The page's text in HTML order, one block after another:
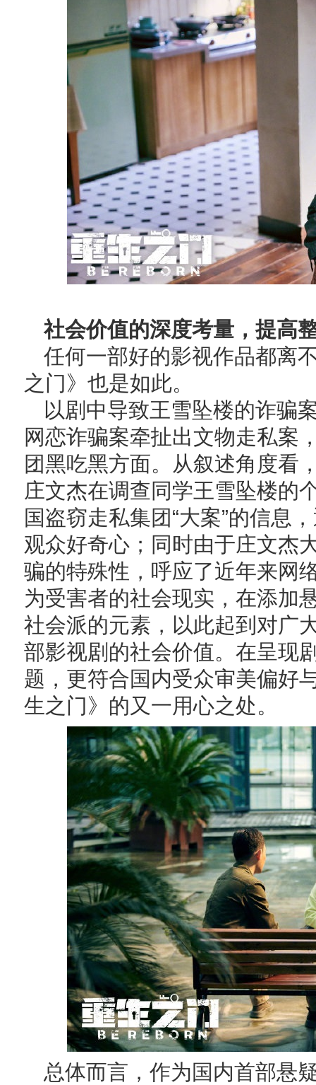
社会价值的深度考量，提高
任何一部好的影视作品都离
之门》也是如此。
以剧中导致王雪坠楼的诈骗
网恋诈骗案牵扯出文物走私案
团黑吃黑方面。从叙述角度看
庄文杰在调查同学王雪坠楼的
国盗窃走私集团“大案”的信息
观众好奇心；同时由于庄文杰
骗的特殊性，呼应了近年来网
为受害者的社会现实，在添加
社会派的元素，以此起到对广
部影视剧的社会价值。在呈现
题，更符合国内受众审美偏好
生之门》的又一用心之处。
总体而言，作为国内首部悬